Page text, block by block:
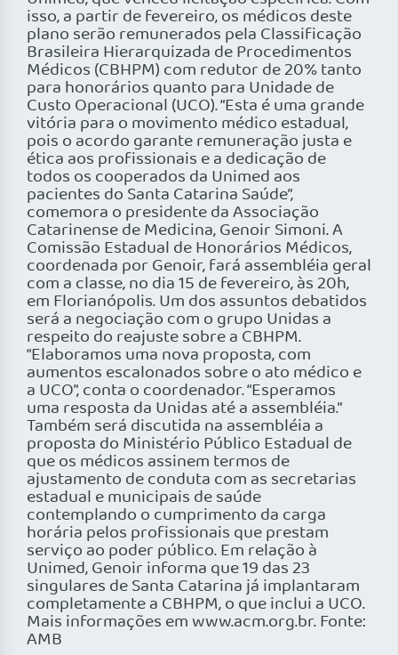
isso, a partir de fevereiro, os médicos deste
plano serão remunerados pela Classificação
Brasileira Hierarquizada de Procedimentos
Médicos (CBHPM) com redutor de 20% tanto
para honorários quanto para Unidade de
Custo Operacional (UCO). “Esta é uma grande
vitória para o movimento médico estadual,
pois o acordo garante remuneração justa e
ética aos profissionais e a dedicação de
todos os cooperados da Unimed aos
pacientes do Santa Catarina Saúde”,
comemora o presidente da Associação
Catarinense de Medicina, Genoir Simoni. A
Comissão Estadual de Honorários Médicos,
coordenada por Genoir, fará assembléia geral
com a classe, no dia 15 de fevereiro, às 20h,
em Florianópolis. Um dos assuntos debatidos
será a negociação com o grupo Unidas a
respeito do reajuste sobre a CBHPM.
“Elaboramos uma nova proposta, com
aumentos escalonados sobre o ato médico e
a UCO”, conta o coordenador. “Esperamos
uma resposta da Unidas até a assembléia.”
Também será discutida na assembléia a
proposta do Ministério Público Estadual de
que os médicos assinem termos de
ajustamento de conduta com as secretarias
estadual e municipais de saúde
contemplando o cumprimento da carga
horária pelos profissionais que prestam
serviço ao poder público. Em relação à
Unimed, Genoir informa que 19 das 23
singulares de Santa Catarina já implantaram
completamente a CBHPM, o que inclui a UCO.
Mais informações em www.acm.org.br. Fonte:
AMB